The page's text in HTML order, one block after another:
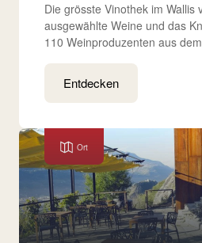
Die grösste Vinothek im Wallis
ausgewählte Weine und das
110 Weinproduzenten aus
Entdecken
Ort